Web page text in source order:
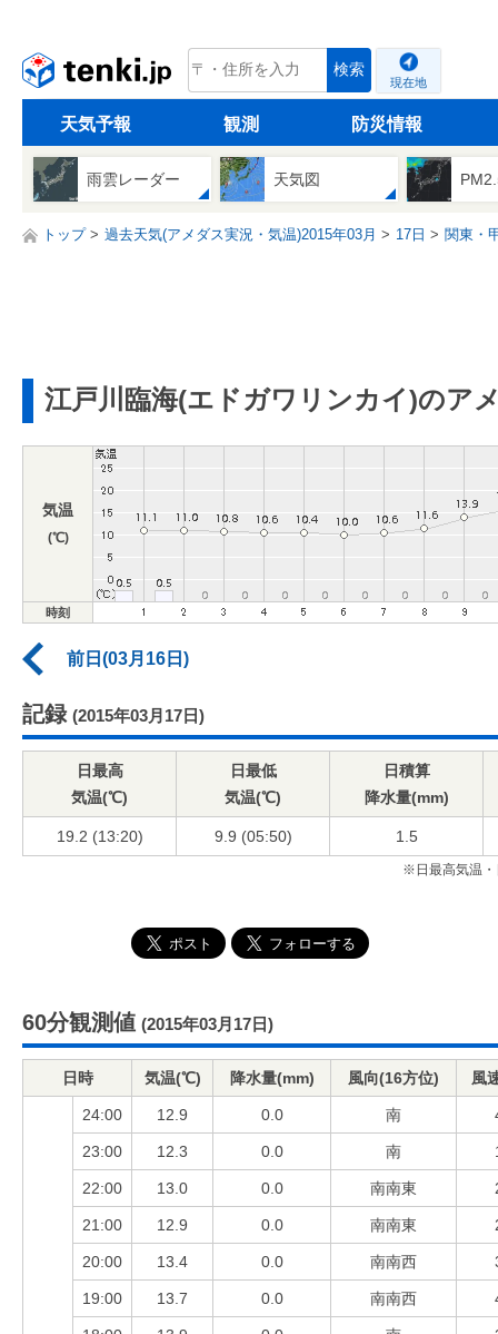
tenki.jp 検索
現在地
天気予報 観測 防災情報
雨雲レーダー 天気図
トップ 過去天気(アメダス実況・気温)2015年03月 17日 関東・
江戸川臨海(エドガワリンカイ)のア
気温
(℃)
時刻
前日(03月16日)
記録 (2015年03月17日)
日最高
気温(℃)
日最低
気温(℃)
日積算
降水量(mm)
19.2 (13:20) 9.9 (05:50) 1.5
※日最高気温・
60分観測値 (2015年03月17日)
日時 気温(℃) 降水量(mm) 風向(16方位) 風
24:00 12.9 0.0 南
23:00 12.3 0.0 南
22:00 13.0 0.0 南南東
21:00 12.9 0.0 南南東
20:00 13.4 0.0 南南西
19:00 13.7 0.0 南南西